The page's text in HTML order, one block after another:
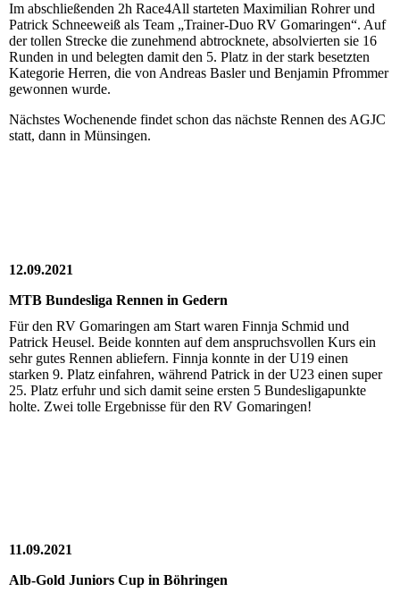
Im abschließenden 2h Race4All starteten Maximilian Rohrer und
Patrick Schneeweiß als Team „Trainer-Duo RV Gomaringen“. Auf
der tollen Strecke die zunehmend abtrocknete, absolvierten sie 16
Runden in und belegten damit den 5. Platz in der stark besetzten
Kategorie Herren, die von Andreas Basler und Benjamin Pfrommer
gewonnen wurde.
Nächstes Wochenende findet schon das nächste Rennen des AGJC
statt, dann in Münsingen.
12.09.2021
MTB Bundesliga Rennen in Gedern
Für den RV Gomaringen am Start waren Finnja Schmid und
Patrick Heusel. Beide konnten auf dem anspruchsvollen Kurs ein
sehr gutes Rennen abliefern. Finnja konnte in der U19 einen
starken 9. Platz einfahren, während Patrick in der U23 einen super
25. Platz erfuhr und sich damit seine ersten 5 Bundesligapunkte
holte. Zwei tolle Ergebnisse für den RV Gomaringen!
11.09.2021
Alb-Gold Juniors Cup in Böhringen